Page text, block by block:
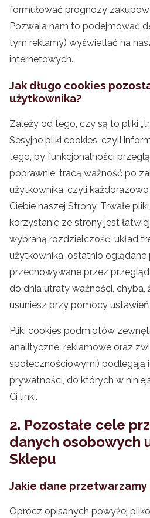
formułować prognozy
Pozwala nam to podejmować
tym reklamy) wyświetlać na
internetowych.
Jak długo cookies
użytkownika?
Zależy od tego, czy są to pliki
Sesyjne pliki cookies, czyli
tego, by funkcjonalności
poprawnie, tracą ważność po
użytkownika, czyli
Ciebie naszej Strony. Trwałe
korzystanie ze strony jest
wybraną rozdzielczość, układ
użytkownika, ostatnio oglądane
przechowywane przez
do dnia utraty ważności, chyba,
usuniesz przy pomocy
Pliki cookies podmiotów
analityczne, reklamowe oraz
społecznościowymi) podlegają
prywatności, do których w
Ci linki.
2. Pozostałe cele
danych osobowych
Sklepu
Jakie dane przetwarzamy
Oprócz opisanych powyżej